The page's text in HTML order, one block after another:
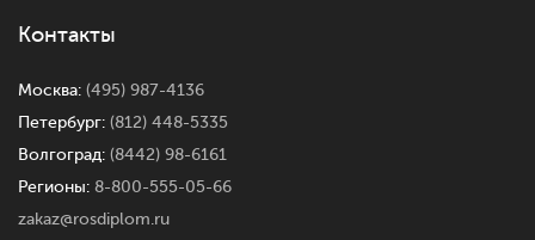
Контакты
Москва: (495) 987-4136
Петербург: (812) 448-5335
Волгоград: (8442) 98-6161
Регионы: 8-800-555-05-66
zakaz@rosdiplom.ru